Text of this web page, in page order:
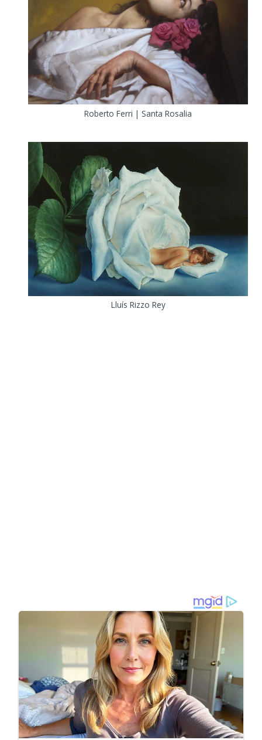
Roberto Ferri | Santa Rosalia
Lluís Rizzo Rey